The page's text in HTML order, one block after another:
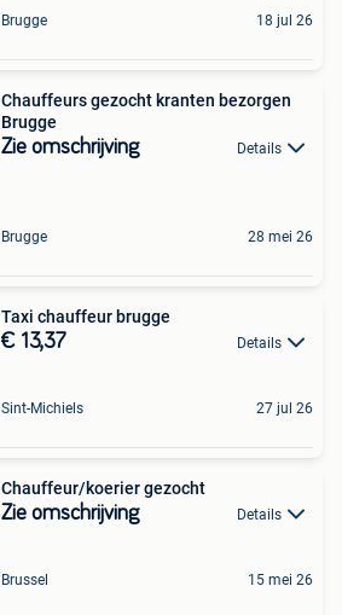
Brugge 18 jul 26
Chauffeurs gezocht kranten bezorgen
Brugge
Zie omschrijving Details
Brugge 28 mei 26
Taxi chauffeur brugge
€ 13,37 Details
Sint-Michiels 27 jul 26
Chauffeur/koerier gezocht
Zie omschrijving Details
Brussel 15 mei 26